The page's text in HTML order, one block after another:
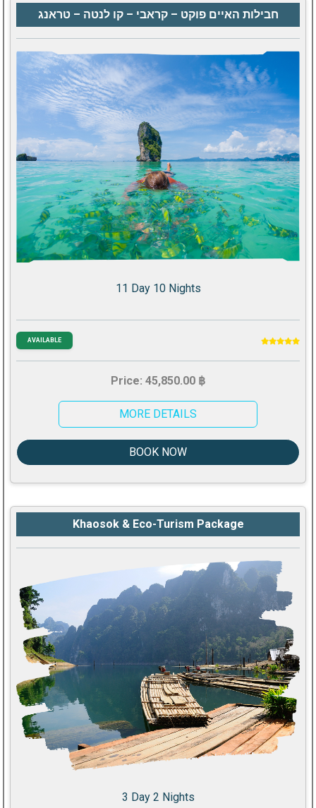
חבילות האיים פוקט – קראבי – קו לנטה – טראנג
11 Day 10 Nights
AVAILABLE
Price: 45,850.00 ฿
MORE DETAILS
BOOK NOW
Khaosok & Eco-Turism Package
3 Day 2 Nights